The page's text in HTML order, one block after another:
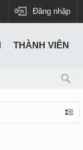
Đăng nhập
THÀNH VIÊN